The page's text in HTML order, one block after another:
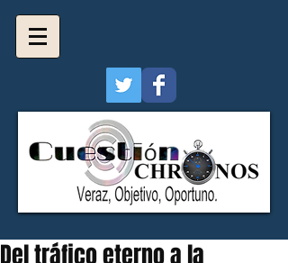
Del tráfico eterno a la